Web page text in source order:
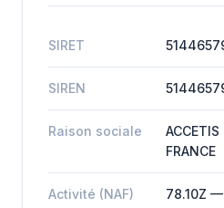
SIRET
SIREN
Raison sociale
FRANCE
Activité (NAF)
78.10Z